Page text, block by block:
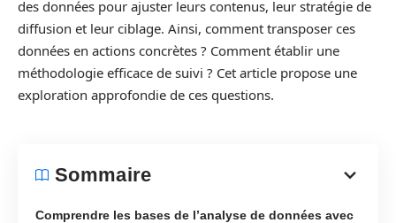
des données pour ajuster leurs contenus, leur stratégie de
diffusion et leur ciblage. Ainsi, comment transposer ces
données en actions concrètes ? Comment établir une
méthodologie efficace de suivi ? Cet article propose une
exploration approfondie de ces questions.
Sommaire
Comprendre les bases de l’analyse de données avec